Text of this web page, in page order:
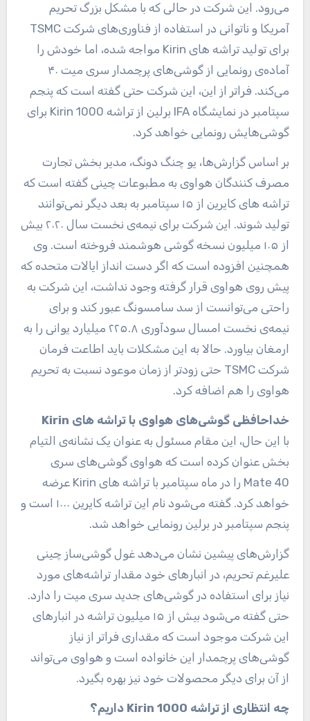
می‌رود. این شرکت در حالی که با مشکل بزرگ تحریم
آمریکا و ناتوانی در استفاده از فناوری‌های شرکت TSMC
برای تولید تراشه های Kirin مواجه شده، اما خودش را
آماده‌ی رونمایی از گوشی‌های پرچمدار سری میت ۴۰
می‌کند. فراتر از این، این شرکت حتی گفته است که پنجم
سپتامبر در نمایشگاه IFA برلین از تراشه Kirin 1000 برای
گوشی‌هایش رونمایی خواهد کرد.
بر اساس گزارش‌ها، یو چنگ دونگ، مدیر بخش تجارت
مصرف کنندگان هواوی به مطبوعات چینی گفته است که
تراشه های کایرین از ۱۵ سپتامبر به بعد دیگر نمی‌توانند
تولید شوند. این شرکت برای نیمه‌ی نخست سال ۲۰۲۰ بیش
از ۱۰۵ میلیون نسخه گوشی هوشمند فروخته است. وی
همچنین افزوده است که اگر دست انداز ایالات متحده که
پیش روی هواوی قرار گرفته وجود نداشت، این شرکت به
راحتی می‌توانست از سد سامسونگ عبور کند و برای
نیمه‌ی نخست امسال سودآوری ۲۲۵.۸ میلیارد یوانی را به
ارمغان بیاورد. حالا به این مشکلات باید اطاعت فرمان
شرکت TSMC حتی زودتر از زمان موعود نسبت به تحریم
هواوی را هم اضافه کرد.
خداحافظی گوشی‌های هواوی با تراشه های Kirin
با این حال، این مقام مسئول به عنوان یک نشانه‌ی التیام
بخش عنوان کرده است که هواوی گوشی‌های سری
Mate 40 را در ماه سپتامبر با تراشه های Kirin عرضه
خواهد کرد. گفته می‌شود نام این تراشه کایرین ۱۰۰۰ است و
پنجم سپتامبر در برلین رونمایی خواهد شد.
گزارش‌های پیشین نشان می‌دهد غول گوشی‌ساز چینی
علیرغم تحریم، در انبارهای خود مقدار تراشه‌های مورد
نیاز برای استفاده در گوشی‌های جدید سری میت را دارد.
حتی گفته می‌شود بیش از ۱۵ میلیون تراشه در انبارهای
این شرکت موجود است که مقداری فراتر از نیاز
گوشی‌های پرچمدار این خانواده است و هواوی می‌تواند
از آن برای دیگر محصولات خود نیز بهره بگیرد.
چه انتظاری از تراشه Kirin 1000 داریم؟